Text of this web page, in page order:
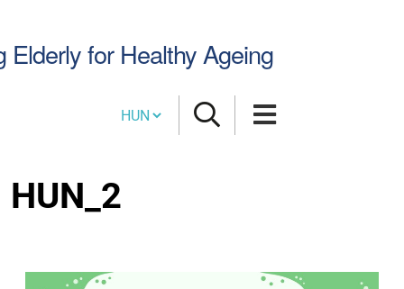
Elderly for Healthy Ageing
Cambia lingua
HUN_2